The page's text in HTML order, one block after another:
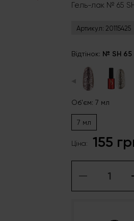
Гель-лак № 65
Артикул: 20115425
Відтінок: № SH 65
Об'єм: 7 мл
7 мл
Ціна: 155